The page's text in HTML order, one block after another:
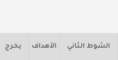
الشوط الثاني الأهداف يخرج